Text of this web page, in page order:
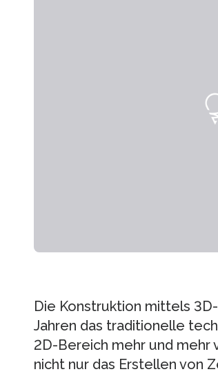
Die Konstruktion mittels
Jahren das traditionelle
2D-Bereich mehr und
nicht nur das Erstellen von